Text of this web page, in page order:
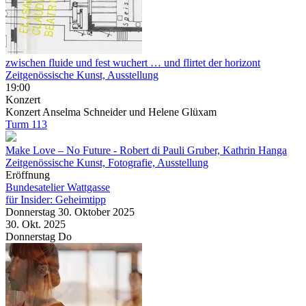
zwischen fluide und fest wuchert … und flirtet der horizont
Zeitgenössische Kunst, Ausstellung
19:00
Konzert
Konzert Anselma Schneider und Helene Glüxam
Turm 113
Make Love – No Future - Robert di Pauli Gruber, Kathrin Hanga
Zeitgenössische Kunst, Fotografie, Ausstellung
Eröffnung
Bundesatelier Wattgasse
für Insider: Geheimtipp
Donnerstag 30. Oktober 2025
30. Okt. 2025
Donnerstag Do